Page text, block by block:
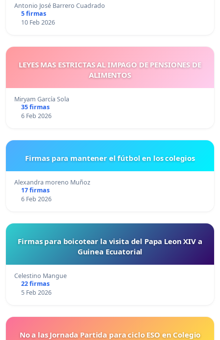
Antonio José Barrero Cuadrado
5 firmas
10 Feb 2026
LEYES MAS ESTRICTAS AL IMPAGO DE PENSIONES DE
ALIMENTOS
Miryam García Sola
35 firmas
6 Feb 2026
Firmas para mantener el fútbol en los colegios
Alexandra moreno Muñoz
17 firmas
6 Feb 2026
Firmas para boicotear la visita del Papa Leon XIV a
Guinea Ecuatorial
Celestino Mangue
22 firmas
5 Feb 2026
No a las Jornada Partida para ciclo ESO en Colegio